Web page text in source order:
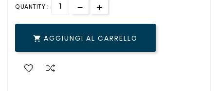
QUANTITY :
 AGGIUNGI AL CARRELLO